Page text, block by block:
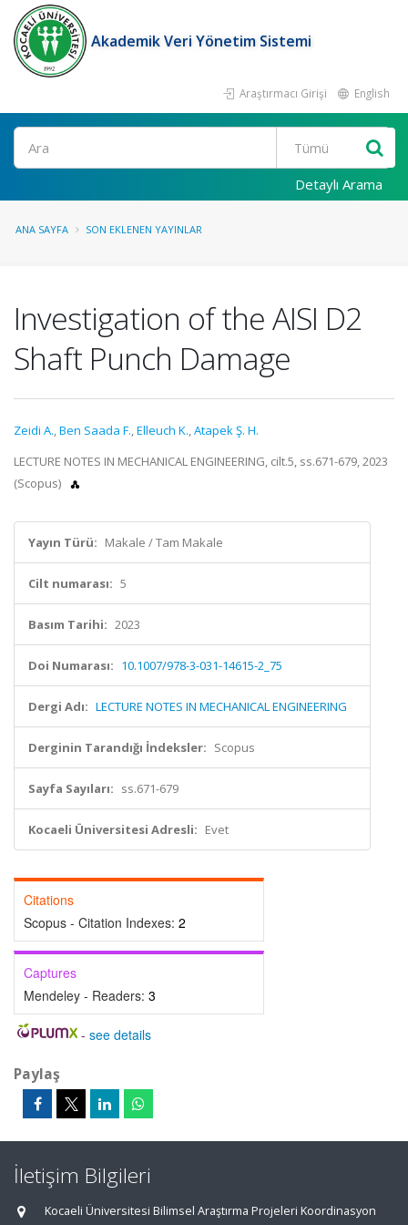
Akademik Veri Yönetim Sistemi
Araştırmacı Girişi English
Ara
Detaylı Arama
ANA SAYFA SON EKLENEN YAYINLAR
Investigation of the AISI D2
Shaft Punch Damage
Zeidi A.,Ben Saada F.,Elleuch K.,Atapek Ş. H.
LECTURE NOTES IN MECHANICAL ENGINEERING, cilt.5, ss.671-679, 2023
(Scopus)
Yayın Türü: Makale / Tam Makale
Cilt numarası: 5
Basım Tarihi: 2023
Doi Numarası: 10.1007/978-3-031-14615-2_75
Dergi Adı: LECTURE NOTES IN MECHANICAL ENGINEERING
Derginin Tarandığı İndeksler: Scopus
Sayfa Sayıları: ss.671-679
Kocaeli Üniversitesi Adresli: Evet
Citations
Scopus - Citation Indexes: 2
Captures
Mendeley - Readers: 3
- see details
Paylaş
İletişim Bilgileri
Kocaeli Üniversitesi Bilimsel Araştırma Projeleri Koordinasyon